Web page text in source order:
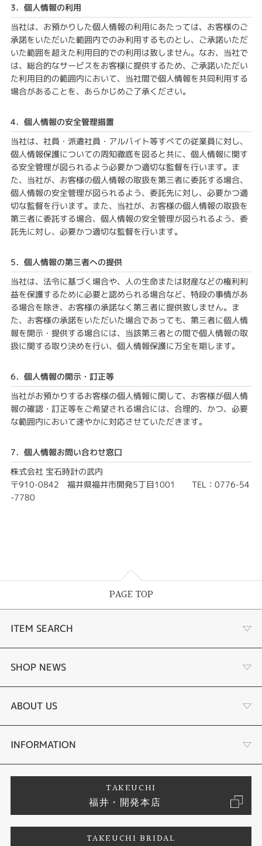
3．個人情報の利用
当社は、お預かりした個人情報の利用にあたっては、お客様のご
承諾をいただいた範囲内でのみ利用するものとし、ご承諾いただ
いた範囲を超えた利用目的での利用は致しません。なお、当社で
は、総合的なサービスをお客様に提供するため、ご承諾いただい
た利用目的の範囲内において、当社間で個人情報を共同利用する
場合があることを、あらかじめご了承ください。
4．個人情報の安全管理措置
当社は、社員・派遣社員・アルバイト等すべての従業員に対し、
個人情報保護についての周知徹底を図ると共に、個人情報に関す
る安全管理が図られるよう必要かつ適切な監督を行います。ま
た、当社が、お客様の個人情報の取扱を第三者に委託する場合、
個人情報の安全管理が図られるよう、委託先に対し、必要かつ適
切な監督を行います。また、当社が、お客様の個人情報の取扱を
第三者に委託する場合、個人情報の安全管理が図られるよう、委
託先に対し、必要かつ適切な監督を行います。
5．個人情報の第三者への提供
当社は、法令に基づく場合や、人の生命または財産などの権利利
益を保護するために必要と認められる場合など、特段の事情があ
る場合を除き、お客様の承諾なく第三者に提供致しません。ま
た、お客様の承諾をいただいた場合であっても、第三者に個人情
報を開示・提供する場合には、当該第三者との間で個人情報の取
扱に関する取り決めを行い、個人情報保護に万全を期します。
6．個人情報の開示・訂正等
当社がお預かりするお客様の個人情報に関して、お客様が個人情
報の確認・訂正等をご希望される場合には、合理的、かつ、必要
な範囲内において速やかに対応させていただきます。
7．個人情報お問い合わせ窓口
株式会社 宝石時計の武内
〒910-0842 福井県福井市開発5丁目1001 TEL：0776-54
-7780
PAGE TOP
ITEM SEARCH
婚約指輪
結婚指輪
セットリング
婚約ネックレス
エタニティリング
SHOP NEWS
ふくい時計宝石修理研究所
タケウチのこだわり
プロポーズサポート
ブランドリスト
ABOUT US
会社概要
お客様の声
INFORMATION
TAKEUCHI
福井・開発本店
TAKEUCHI BRIDAL